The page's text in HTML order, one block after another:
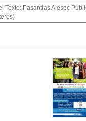
Texto: Pasantias Aiesec